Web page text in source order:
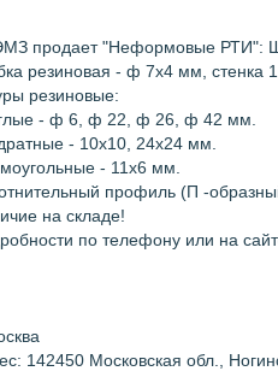
продает "Неформовые РТИ":
резиновая - ф 7х4 мм, стенка
резиновые:
- ф 6, ф 22, ф 26, ф 42 мм.
- 10х10, 24х24 мм.
- 11х6 мм.
профиль (П -
на складе!
по телефону или на
142450 Московская обл.,